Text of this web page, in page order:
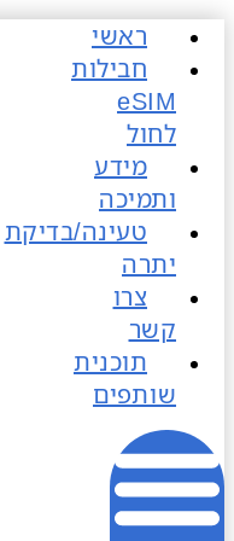
ראשי
חבילות
לחול
מידע
ותמיכה
טעינה/בדיקת
יתרה
צרו
קשר
תוכנית
שותפים